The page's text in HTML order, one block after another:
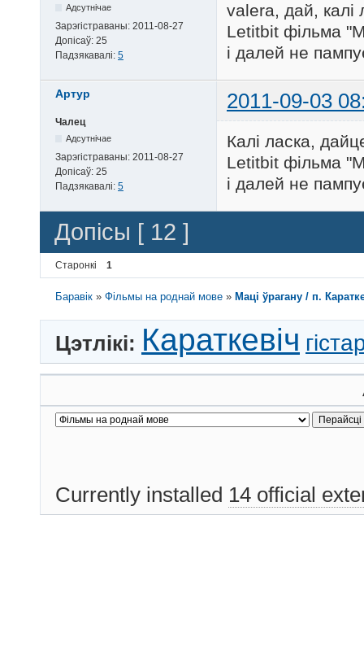
Адсутнічае
Зарэгістраваны: 2011-08-27
Допісаў: 25
Падзякавалі: 5
valera, дай, калі
Letitbit фільма
і далей не
Артур 2011-09-03
Чалец
Адсутнічае
Зарэгістраваны: 2011-08-27
Допісаў: 25
Падзякавалі: 5
Калі ласка,
Letitbit фільма
і далей не
Допісы [ 12 ]
Старонкі 1
Баравік »Фільмы на роднай мове » Мацi ўрагану / п.
Цэтлікі: Караткевіч
Currently installed 14 official